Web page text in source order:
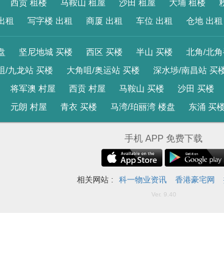
西贡 租楼 马鞍山 租屋 沙田 租屋 大埔 租楼
租 写字楼 出租 商厦 出租 车位 出租 仓地 出租
坚尼地城 买楼 西区 买楼 半山 买楼 北角/北
/九龙站 买楼 大角咀/奥运站 买楼 深水埗/南昌站 买
将军澳 村屋 西贡 村屋 马鞍山 买楼 沙田 买楼
元朗 村屋 青衣 买楼 马湾/珀丽湾 楼盘 东涌 买楼
手机 APP 免费下载
相关网站 : 科一物业资讯 香港豪宅网
Ver. 9.40